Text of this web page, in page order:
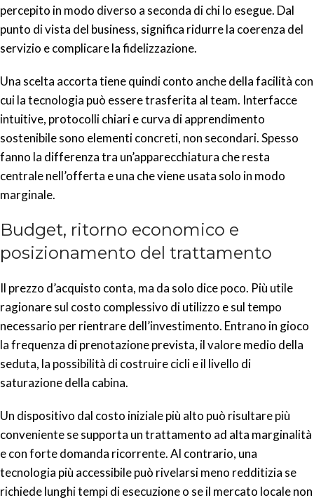
percepito in modo diverso a seconda di chi lo esegue. Dal
punto di vista del business, significa ridurre la coerenza del
servizio e complicare la fidelizzazione.
Una scelta accorta tiene quindi conto anche della facilità con
cui la tecnologia può essere trasferita al team. Interfacce
intuitive, protocolli chiari e curva di apprendimento
sostenibile sono elementi concreti, non secondari. Spesso
fanno la differenza tra un’apparecchiatura che resta
centrale nell’offerta e una che viene usata solo in modo
marginale.
Budget, ritorno economico e
posizionamento del trattamento
Il prezzo d’acquisto conta, ma da solo dice poco. Più utile
ragionare sul costo complessivo di utilizzo e sul tempo
necessario per rientrare dell’investimento. Entrano in gioco
la frequenza di prenotazione prevista, il valore medio della
seduta, la possibilità di costruire cicli e il livello di
saturazione della cabina.
Un dispositivo dal costo iniziale più alto può risultare più
conveniente se supporta un trattamento ad alta marginalità
e con forte domanda ricorrente. Al contrario, una
tecnologia più accessibile può rivelarsi meno redditizia se
richiede lunghi tempi di esecuzione o se il mercato locale non